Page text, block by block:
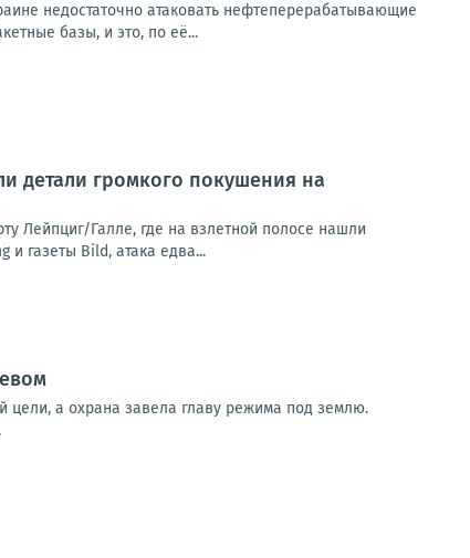
недостаточно атаковать нефтеперерабатывающие
базы, и это, по её...
детали громкого покушения на
Лейпциг/Галле, где на взлетной полосе нашли
и газеты Bild, атака едва...
а охрана завела главу режима под землю.